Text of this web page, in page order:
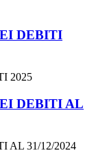
DEBITI
2025
DEBITI AL
AL 31/12/2024